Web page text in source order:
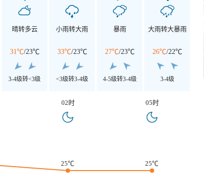
晴转多云
31℃/23℃
3-4级转<3级
小雨转大雨
33℃/23℃
<3级转3-4级
暴雨
27℃/23℃
4-5级转3-4级
大雨转大暴雨
26℃/22℃
3-4级
02时 05时
25℃
25℃